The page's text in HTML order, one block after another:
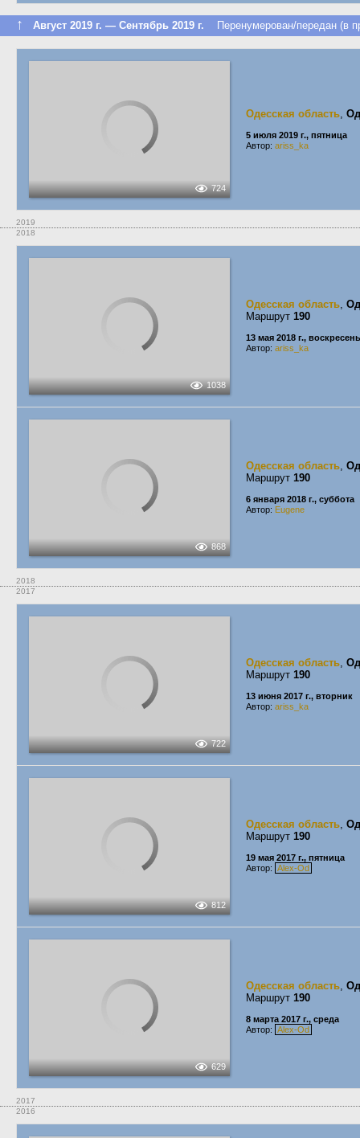
↑ Август 2019 г. — Сентябрь 2019 г. Перенумерован/передан (в
724
Одесская область,
5 июля 2019 г., пятница
Автор: ariss_ka
2019
2018
1038
Одесская область,
Маршрут 190
13 мая 2018 г.,
Автор: ariss_ka
868
Одесская область,
Маршрут 190
6 января 2018 г., суббота
Автор: Eugene
2018
2017
722
Одесская область,
Маршрут 190
13 июня 2017 г., вторник
Автор: ariss_ka
812
Одесская область,
Маршрут 190
19 мая 2017 г., пятница
Автор: Alex-Od
629
Одесская область,
Маршрут 190
8 марта 2017 г., среда
Автор: Alex-Od
2017
2016